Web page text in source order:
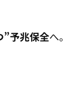
”予兆保全へ。